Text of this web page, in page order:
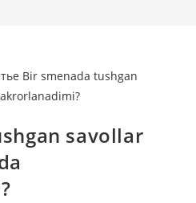
savollar